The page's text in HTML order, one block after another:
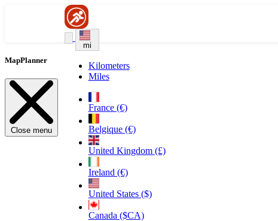
mi
Kilometers
Miles
France (€)
Belgique (€)
United Kingdom (£)
Ireland (€)
United States ($)
Canada ($CA)
MapPlanner
Close menu